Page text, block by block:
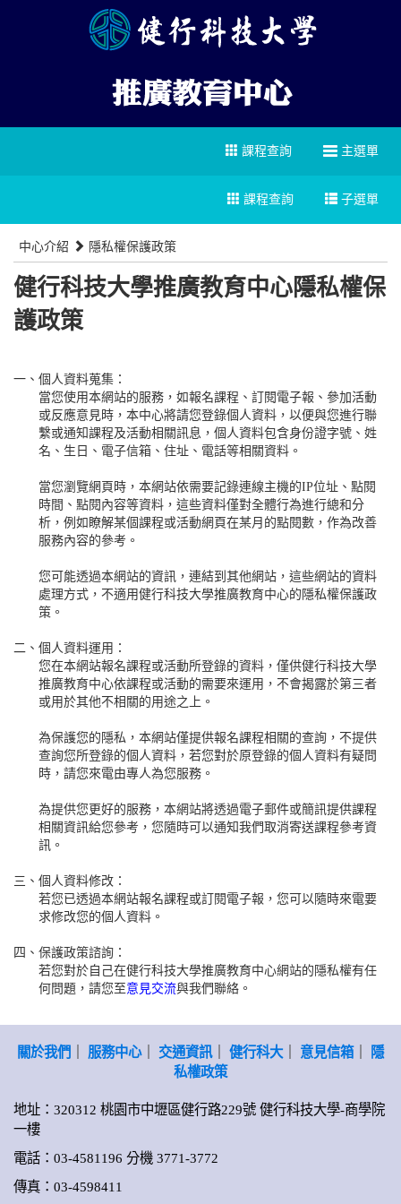
主選單
課程查詢
子選單
課程查詢
中心介紹 隱私權保護政策
健行科技大學推廣教育中心隱私權保
護政策
一、 個人資料蒐集：
當您使用本網站的服務，如報名課程、訂閱電子報、參加活動
或反應意見時，本中心將請您登錄個人資料，以便與您進行聯
繫或通知課程及活動相關訊息，個人資料包含身份證字號、姓
名、生日、電子信箱、住址、電話等相關資料。
當您瀏覽網頁時，本網站依需要記錄連線主機的IP位址、點閱
時間、點閱內容等資料，這些資料僅對全體行為進行總和分
析，例如瞭解某個課程或活動網頁在某月的點閱數，作為改善
服務內容的參考。
您可能透過本網站的資訊，連結到其他網站，這些網站的資料
處理方式，不適用健行科技大學推廣教育中心的隱私權保護政
策。
二、 個人資料運用：
您在本網站報名課程或活動所登錄的資料，僅供健行科技大學
推廣教育中心依課程或活動的需要來運用，不會揭露於第三者
或用於其他不相關的用途之上。
為保護您的隱私，本網站僅提供報名課程相關的查詢，不提供
查詢您所登錄的個人資料，若您對於原登錄的個人資料有疑問
時，請您來電由專人為您服務。
為提供您更好的服務，本網站將透過電子郵件或簡訊提供課程
相關資訊給您參考，您隨時可以通知我們取消寄送課程參考資
訊。
三、 個人資料修改：
若您已透過本網站報名課程或訂閱電子報，您可以隨時來電要
求修改您的個人資料。
四、 保護政策諮詢：
若您對於自己在健行科技大學推廣教育中心網站的隱私權有任
何問題，請您至意見交流與我們聯絡。
關於我們 服務中心｜ 交通資訊｜ 健行科大｜ 意見信箱｜
隱
私權政策
地址：320312 桃園市中壢區健行路229號 健行科技大學-商學院
一樓
電話：03-4581196 分機 3771-3772
傳真：03-4598411